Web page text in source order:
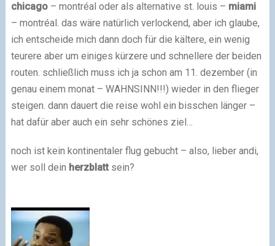
chicago– montréal oder als alternative st. louis – miami
– montréal. das wäre natürlich verlockend, aber ich glaube,
ich entscheide mich dann doch für die kältere, ein wenig
teurere aber um einiges kürzere und schnellere der beiden
routen. schließlich muss ich ja schon am 11. dezember (in
genau einem monat – WAHNSINN!!!) wieder in den flieger
steigen. dann dauert die reise wohl ein bisschen länger –
hat dafür aber auch ein sehr schönes ziel…
noch ist kein kontinentaler flug gebucht – also, lieber andi,
wer soll dein herzblattsein?